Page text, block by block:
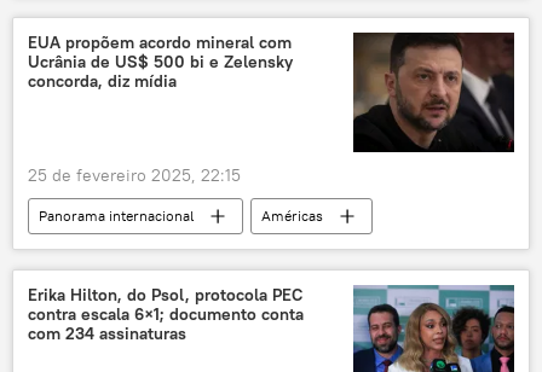
Supremo Tribunal Federal (STF)
Procuradoria-Geral da República (PGR)
EUA propõem acordo mineral com
Ucrânia de US$ 500 bi e Zelensky
concorda, diz mídia
25 de fevereiro 2025, 22:15
Panorama internacional
Américas
Rússia
Vladimir Zelensky
Ucrânia
Estados Unidos
Washington
Donald Trump
Financial Times
Kiev
Erika Hilton, do Psol, protocola PEC
contra escala 6×1; documento conta
com 234 assinaturas